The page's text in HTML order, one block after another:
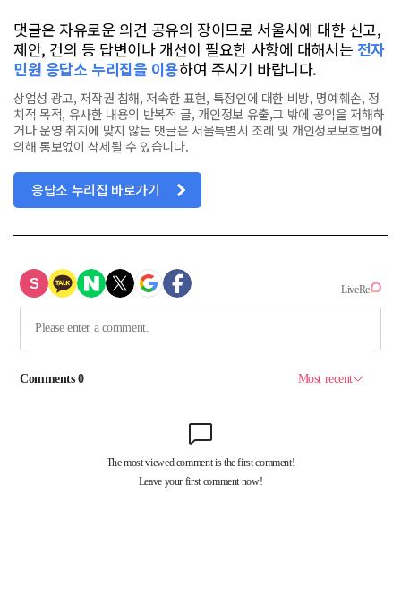
댓글은 자유로운 의견 공유의 장이므로 서울시에 대한 신고,
제안, 건의 등 답변이나 개선이 필요한 사항에 대해서는 전자
민원 응답소 누리집을 이용하여 주시기 바랍니다.
상업성 광고, 저작권 침해, 저속한 표현, 특정인에 대한 비방, 명예훼손, 정
치적 목적, 유사한 내용의 반복적 글, 개인정보 유출,그 밖에 공익을 저해하
거나 운영 취지에 맞지 않는 댓글은 서울특별시 조례 및 개인정보보호법에
의해 통보없이 삭제될 수 있습니다.
응답소 누리집 바로가기